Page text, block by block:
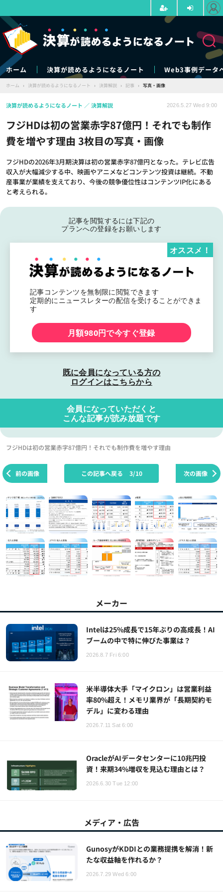
ホーム 決算が読めるようになるノート Web3事例データ
ホーム › 決算が読めるようになるノート › 決算解説 › 記事 › 写真・画像
フジHDは初の営業赤字87億円！それでも制作
費を増やす理由 3枚目の写真・画像
フジHDの2026年3月期決算は初の営業赤字87億円となった。テレビ広告
収入が大幅減少する中、映画やアニメなどコンテンツ投資は継続。不動
産事業が業績を支えており、今後の競争優位性はコンテンツIP化にある
と考えられる。
決算が読めるようになるノート 決算解説 2026.5.27 Wed 9:00
記事を閲覧するには下記の
プランへの登録をお願いします
記事コンテンツを無制限に閲覧できます
定期的にニュースレターの配信を受けることができま
す
オススメ！
月額980円で今すぐ登録
既に会員になっている方の
ログインはこちらから
会員になっていただくと
こんな記事が読み放題です
フジHDは初の営業赤字87億円！それでも制作費を増やす理由
前の画像 次の画像
この記事へ戻る 3/10
メーカー
Intelは25%成長で15年ぶりの高成長！AI
ブームの中で特に伸びた事業は？
2026.8.7 Fri 6:00
米半導体大手「マイクロン」は営業利益
率80%超え！メモリ業界が「長期契約モ
デル」に変わる理由
2026.7.11 Sat 6:00
OracleがAIデータセンターに10兆円投
資！来期34%増収を見込む理由とは？
2026.6.30 Tue 12:00
メディア・広告
GunosyがKDDIとの業務提携を解消！新
たな収益軸を作れるか？
2026.7.29 Wed 6:00